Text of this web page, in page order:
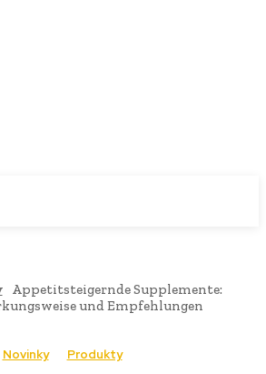
Appetitsteigernde Supplemente:
und Empfehlungen
Novinky Produkty